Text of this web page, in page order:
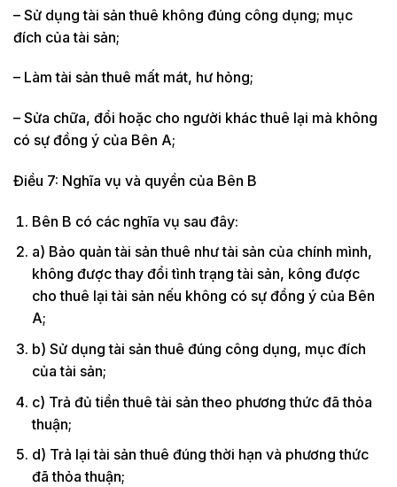
– Sử dụng tài sản thuê không đúng công dụng; mục
đích của tài sản;
– Làm tài sản thuê mất mát, hư hỏng;
– Sửa chữa, đổi hoặc cho người khác thuê lại mà không
có sự đồng ý của Bên A;
Điều 7: Nghĩa vụ và quyền của Bên B
Bên B có các nghĩa vụ sau đây:
a) Bảo quản tài sản thuê như tài sản của chính mình,
không được thay đổi tình trạng tài sản, kông được
cho thuê lại tài sản nếu không có sự đồng ý của Bên
A;
b) Sử dụng tài sản thuê đúng công dụng, mục đích
của tài sản;
c) Trả đủ tiền thuê tài sản theo phương thức đã thỏa
thuận;
d) Trả lại tài sản thuê đúng thời hạn và phương thức
đã thỏa thuận;